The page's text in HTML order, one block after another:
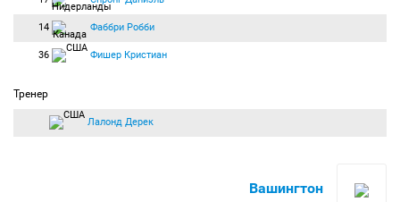
14 Фаббри Робби
36 Фишер Кристиан
Тренер
Лалонд Дерек
Вашингтон